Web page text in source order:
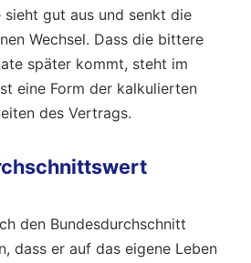
gut aus und senkt die
Wechsel. Dass die bittere
später kommt, steht im
eine Form der kalkulierten
des Vertrags.
den Bundesdurchschnitt
dass er auf das eigene Leben